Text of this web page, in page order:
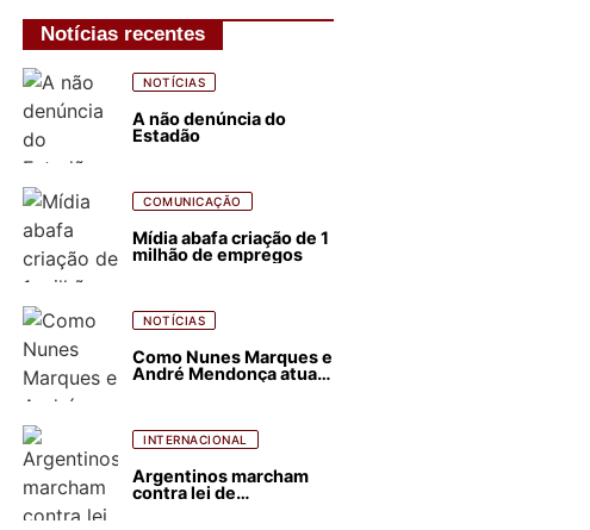
Notícias recentes
NOTÍCIAS
A não denúncia do
Estadão
COMUNICAÇÃO
Mídia abafa criação de 1
milhão de empregos
NOTÍCIAS
Como Nunes Marques e
André Mendonça atuam
INTERNACIONAL
Argentinos marcham
contra lei de